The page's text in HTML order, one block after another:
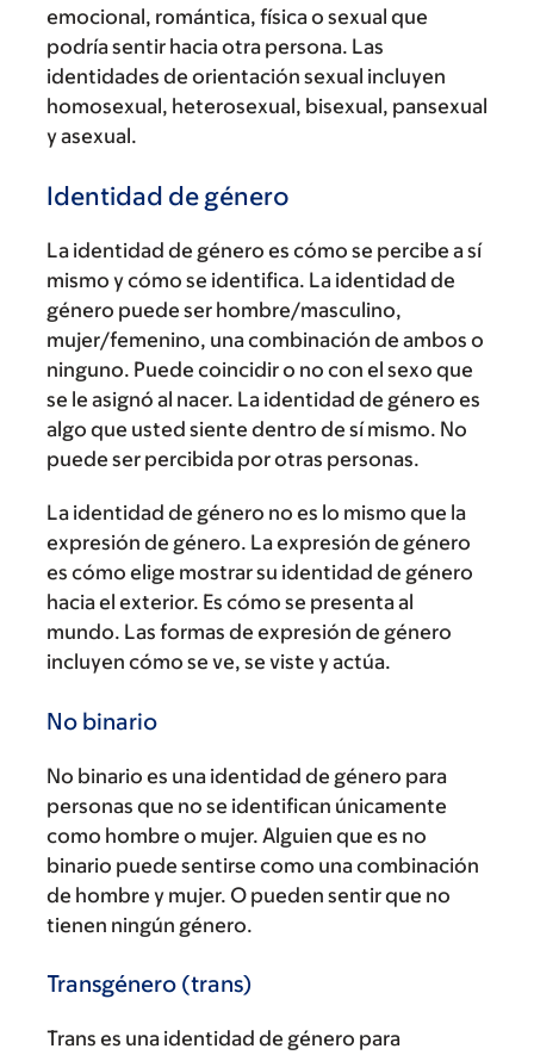
emocional, romántica, física o sexual que
podría sentir hacia otra persona. Las
identidades de orientación sexual incluyen
homosexual, heterosexual, bisexual, pansexual
y asexual.
Identidad de género
La identidad de género es cómo se percibe a sí
mismo y cómo se identifica. La identidad de
género puede ser hombre/masculino,
mujer/femenino, una combinación de ambos o
ninguno. Puede coincidir o no con el sexo que
se le asignó al nacer. La identidad de género es
algo que usted siente dentro de sí mismo. No
puede ser percibida por otras personas.
La identidad de género no es lo mismo que la
expresión de género. La expresión de género
es cómo elige mostrar su identidad de género
hacia el exterior. Es cómo se presenta al
mundo. Las formas de expresión de género
incluyen cómo se ve, se viste y actúa.
No binario
No binario es una identidad de género para
personas que no se identifican únicamente
como hombre o mujer. Alguien que es no
binario puede sentirse como una combinación
de hombre y mujer. O pueden sentir que no
tienen ningún género.
Transgénero (trans)
Trans es una identidad de género para